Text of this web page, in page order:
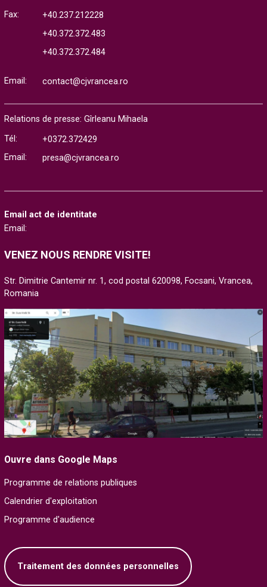
Fax:
+40.237.212228
+40.372.372.483
+40.372.372.484
Email: contact@cjvrancea.ro
Relations de presse: Gîrleanu Mihaela
Tél:
+0372.372429
Email:
presa@cjvrancea.ro
Email act de identitate
Email:
VENEZ NOUS RENDRE VISITE!
Str. Dimitrie Cantemir nr. 1, cod postal 620098, Focsani, Vrancea,
Romania
Ouvre dans Google Maps
Programme de relations publiques
Calendrier d'exploitation
Programme d'audience
Traitement des données personnelles